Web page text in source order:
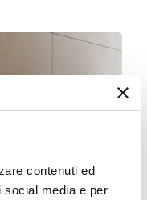
contenuti ed
social media e per